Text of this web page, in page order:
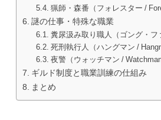
猟師・森番（フォレスター /
謎の仕事・特殊な職業
糞尿汲み取り職人（ゴング・フ
死刑執行人（ハングマン /
夜警（ウォッチマン / Watchman
ギルド制度と職業訓練の仕組み
まとめ